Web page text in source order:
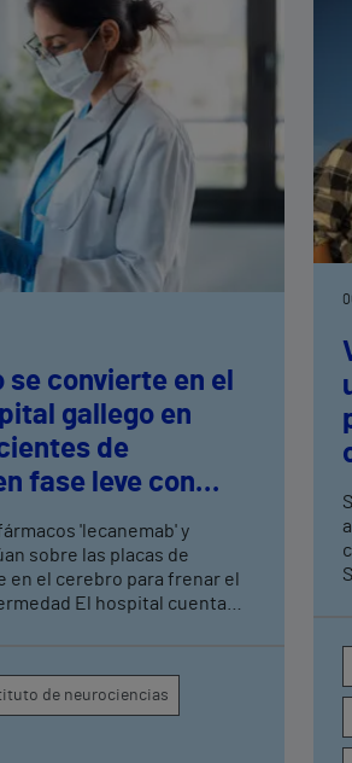
se convierte en el
gallego en
de
fase leve con
'lecanemab' y
sobre las placas de
en el cerebro para frenar el
cuenta
de cada paciente
de neurociencias